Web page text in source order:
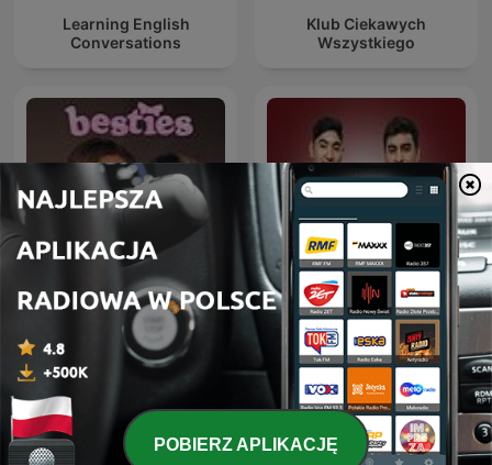
Learning English
Conversations
Klub Ciekawych
Wszystkiego
besties Deutsche Podcasts
POBIERZ APLIKACJĘ